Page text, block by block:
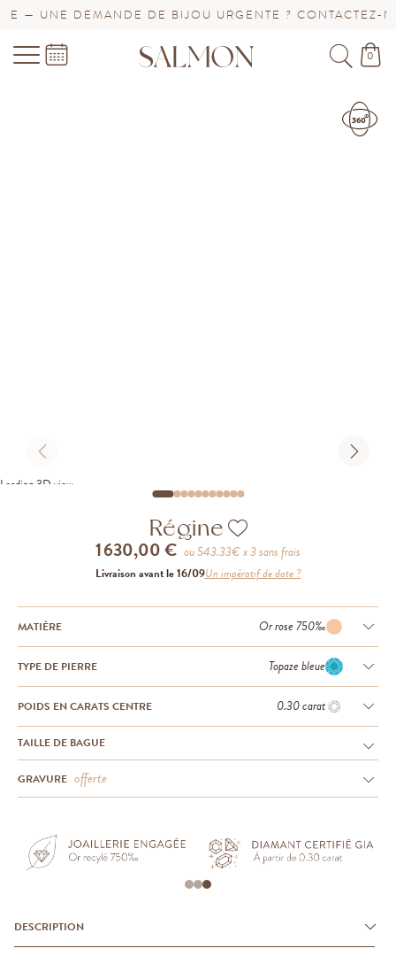
— UNE DEMANDE DE BIJOU URGENTE ? CONTACTEZ-
0
Loading 3D view
Régine
1 630,00 € ou543.33€ x 3 sans frais
Livraison avant le 16/09Un impératif de date ?
MATIÈRE Or rose 750‰
TYPE DE PIERRE Topaze bleue
POIDS EN CARATS CENTRE 0.30 carat
TAILLE DE BAGUE
GRAVURE offerte
DESCRIPTION